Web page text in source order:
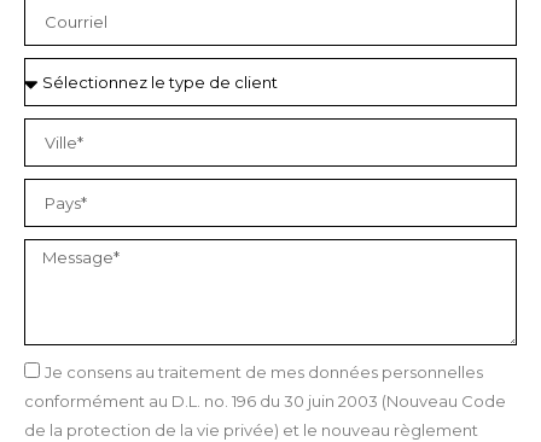
Je consens au traitement de mes données personnelles
conformément au D.L. no. 196 du 30 juin 2003 (Nouveau Code
de la protection de la vie privée) et le nouveau règlement